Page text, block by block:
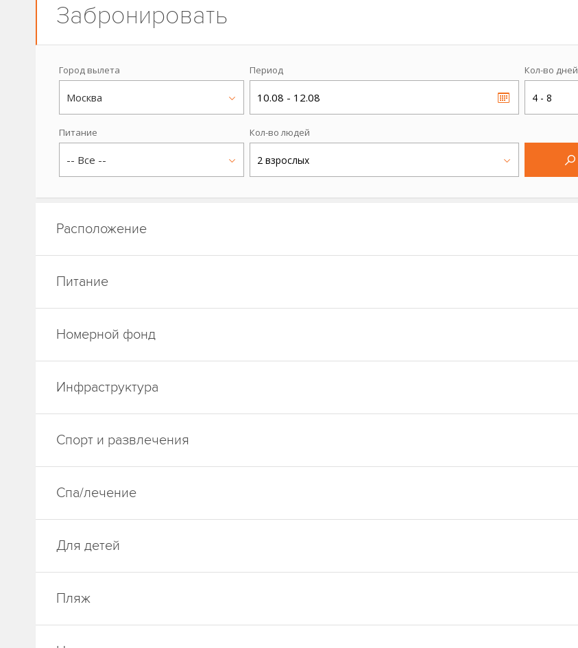
Забронировать
Город вылета
Москва
Период
10.08 - 12.08
Кол-во дней
4 - 8
Питание
-- Все --
Кол-во людей
2 взрослых
Расположение
Питание
Номерной фонд
Инфраструктура
Спорт и развлечения
Спа/лечение
Для детей
Пляж